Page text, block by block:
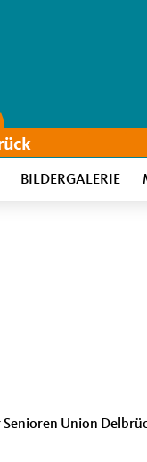
BILDERGALERIE
Union